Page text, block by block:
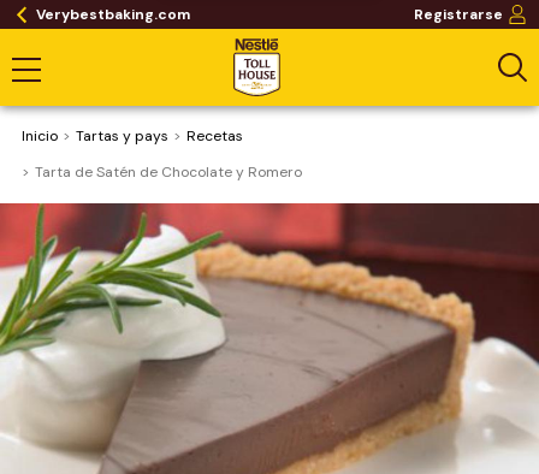
Verybestbaking.com Registrarse
Inicio Tartas y pays
Recetas
Tarta de Satén de Chocolate y Romero